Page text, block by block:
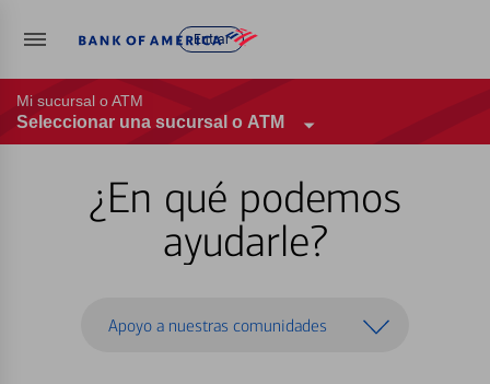
Entrar
Mi sucursal o ATM
Seleccionar una sucursal o ATM
¿En qué podemos
ayudarle?
Apoyo a nuestras comunidades